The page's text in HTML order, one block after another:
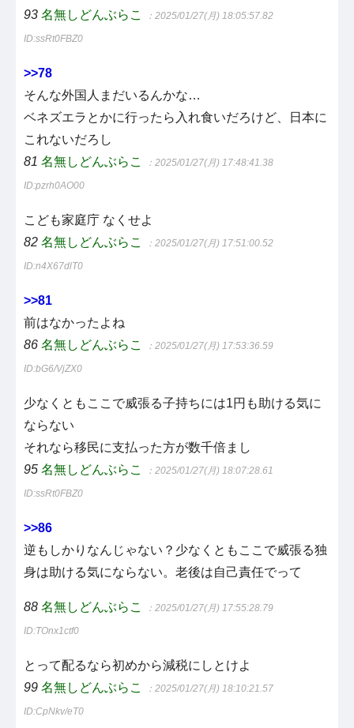
93 名無しどんぶらこ ：2025/01/27(月) 18:05:57.82
ID:ssRt0FBZ0
>>78
そんな外国人まだいるんかな…
ベネズエラとかに行ったら入れ食いだろけど、日本に
これないだろし
81 名無しどんぶらこ ：2025/01/27(月) 17:48:41.38
ID:pzrh0AO00
こども家庭庁 なくせよ
82 名無しどんぶらこ ：2025/01/27(月) 17:51:00.52
ID:n4X67dlT0
>>81
前はなかったよね
86 名無しどんぶらこ ：2025/01/27(月) 17:53:36.59
ID:bG6/VjZX0
少なくともここで威張る子持ちには1円も助ける気に
ならない
それなら移民に支払った方が数千倍まし
95 名無しどんぶらこ ：2025/01/27(月) 18:07:28.61
ID:ssRt0FBZ0
>>86
逆もしかりなんじゃない？少なくともここで威張る独
身は助ける気にならない。老後は自己責任でって
88 名無しどんぶらこ ：2025/01/27(月) 17:55:28.79
ID:TOnx1ctf0
とって配るなら初めから減税にしとけよ
99 名無しどんぶらこ ：2025/01/27(月) 18:10:21.57
ID:CpNkv/eT0